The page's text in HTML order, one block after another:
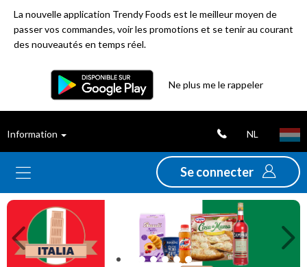
La nouvelle application Trendy Foods est le meilleur moyen de
passer vos commandes, voir les promotions et se tenir au courant
des nouveautés en temps réel.
Ne plus me le rappeler
Information NL
Se connecter
ventes
Nouveautés
Promotions
Déstockage
Previous